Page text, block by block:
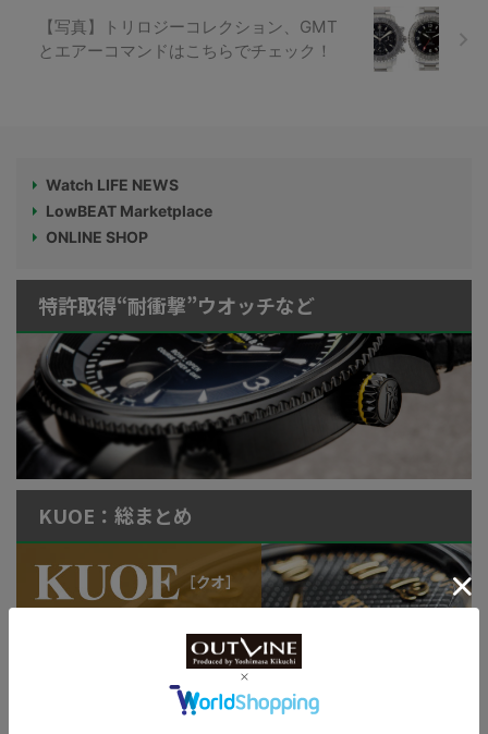
【写真】トリロジーコレクション、GMT
とエアーコマンドはこちらでチェック！
Watch LIFE NEWS
LowBEAT Marketplace
ONLINE SHOP
特許取得“耐衝撃”ウオッチなど
KUOE：総まとめ